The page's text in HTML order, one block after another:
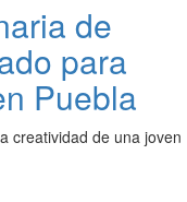
de
para
Puebla
creatividad de una joven